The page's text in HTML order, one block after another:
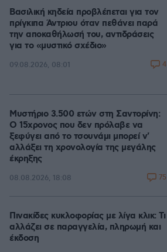
Βασιλική κηδεία προβλέπεται για τον
πρίγκιπα Άντριου όταν πεθάνει παρά
την αποκαθήλωσή του, αντιδράσεις
για το «μυστικό σχέδιο»
09.08.2026, 08:01 4
Μυστήριο 3.500 ετών στη Σαντορίνη:
Ο 15χρονος που δεν πρόλαβε να
ξεφύγει από το τσουνάμι μπορεί ν'
αλλάξει τη χρονολογία της μεγάλης
έκρηξης
08.08.2026, 18:08 75
Πινακίδες κυκλοφορίας με λίγα κλικ: Τι
αλλάζει σε παραγγελία, πληρωμή και
έκδοση